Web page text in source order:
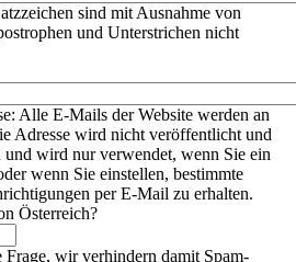
sind mit Ausnahme von
und Unterstrichen nicht
Alle E-Mails der Website werden an
Adresse wird nicht veröffentlicht und
wird nur verwendet, wenn Sie ein
wenn Sie einstellen, bestimmte
per E-Mail zu erhalten.
Österreich?
Frage, wir verhindern damit Spam-